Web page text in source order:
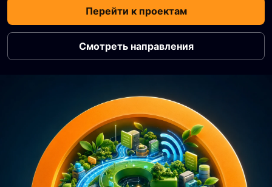
Перейти к проектам
Смотреть направления